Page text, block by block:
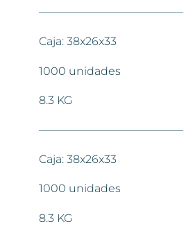
—————————————
Caja: 38x26x33
1000 unidades
8.3 KG
—————————————
Caja: 38x26x33
1000 unidades
8.3 KG